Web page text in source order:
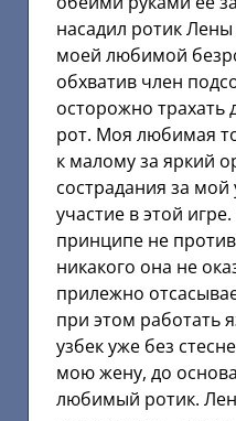
насадил ротик Лены
моей любимой
обхватив член
осторожно трахать
рот. Моя любимая
к малому за яркий
сострадания за
участие в этой
принципе не
никакого она не
прилежно
при этом работать
узбек уже без
мою жену, до
любимый ротик.